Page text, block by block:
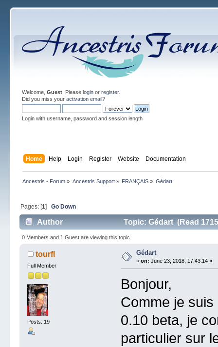
Welcome, Guest. Please loginor register.
Did you miss your activation email?
Login with username, password and session length
Home Help Login Register Website Documentation
Ancestris - Forum » Ancestris Support» FRANÇAIS » Gédart
Pages: [1] Go Down
Author Topic: Gédart (Read
0 Members and 1 Guest are viewing this topic.
tourfl
Full Member
Posts: 19
Gédart
«on: June 23, 2018, 17:43:14 »
Bonjour,
Comme je
0.10 beta, je
particulier sur